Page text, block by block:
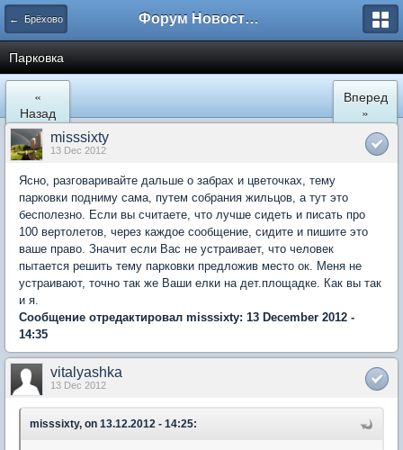
← Брёхово Форум Новостройки
Парковка
«
Назад
Вперед
»
misssixty
13 Dec 2012
Ясно, разговаривайте дальше о забрах и цветочках, тему
парковки подниму сама, путем собрания жильцов, а тут это
бесполезно. Если вы считаете, что лучше сидеть и писать про
100 вертолетов, через каждое сообщение, сидите и пишите это
ваше право. Значит если Вас не устраивает, что человек
пытается решить тему парковки предложив место ок. Меня не
устраивают, точно так же Ваши елки на дет.площадке. Как вы так
и я.
Сообщение отредактировал misssixty: 13 December 2012 -
14:35
vitalyashka
13 Dec 2012
misssixty, on 13.12.2012 - 14:25: